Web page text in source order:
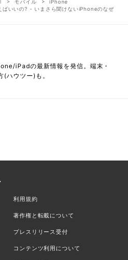
モバイル
iPhone
ばいいの? - いまさら聞けないiPhoneのなぜ
iPadの最新情報を発信。端末・
ハウツー)も。
利用規約
著作権と転載について
プレスリリース受付
コンテンツ利用について